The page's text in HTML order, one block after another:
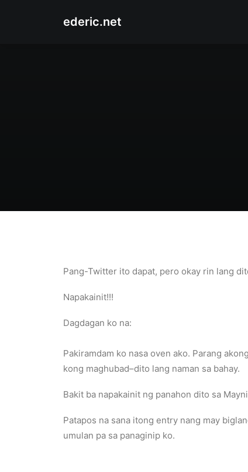
ederic.net
Pang-Twitter ito dapat, pero okay rin lang
Napakainit!!!
Dagdagan ko na:
Pakiramdam ko nasa oven ako. Parang
kong maghubad–dito lang naman sa bahay.
Bakit ba napakainit ng panahon dito sa
Patapos na sana itong entry nang may
umulan pa sa panaginip ko.